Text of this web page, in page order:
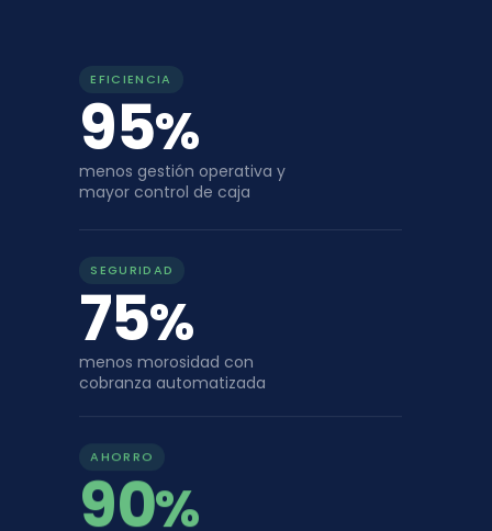
EFICIENCIA
95%
menos gestión operativa y
mayor control de caja
SEGURIDAD
75%
menos morosidad con
cobranza automatizada
AHORRO
90%